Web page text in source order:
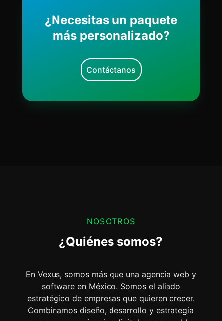
¿Necesitas un paquete
más personalizado?
Contáctanos
NOSOTROS
¿Quiénes somos?
En Vexus, somos más que una agencia web y
software en México. Somos el aliado
estratégico de empresas que quieren crecer.
Combinamos diseño, desarrollo y estrategia